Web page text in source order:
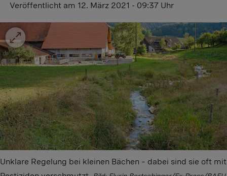
Veröffentlicht am 12. März 2021 - 09:37 Uhr
Unklare Regelung bei kleinen Bächen – dabei sind sie oft mit